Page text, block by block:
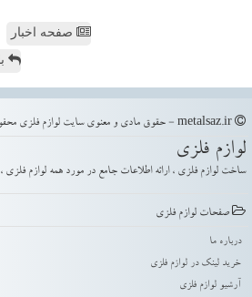
صفحه اخبار
لوازم فلزی
ساخت لوازم فلزی ، ارائه اطلاعات جامع در مورد همه لوازم
صفحات لوازم فلزی
درباره ما
خرید لینک در لوازم فلزی
آرشیو لوازم فلزی